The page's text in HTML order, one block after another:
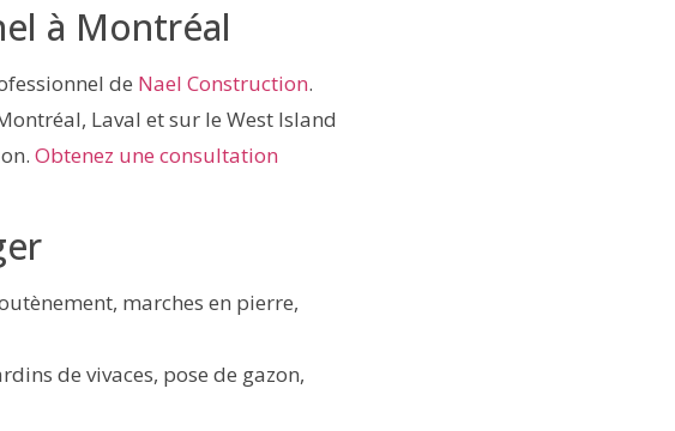
à Montréal
de Nael Construction.
Laval et sur le West Island
Obtenez une consultation
marches en pierre,
de vivaces, pose de gazon,